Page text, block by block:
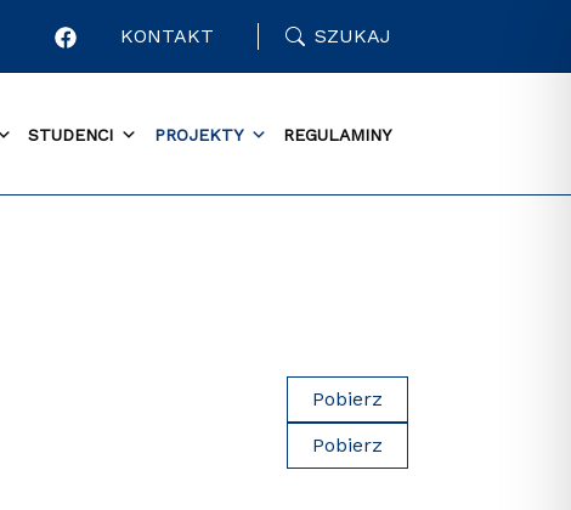
KONTAKT SZUKAJ
STUDENCI PROJEKTY REGULAMINY
Pobierz
Pobierz